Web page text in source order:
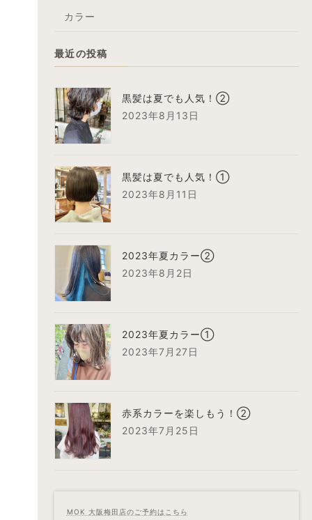
カラー
最近の投稿
黒髪は夏でも人気！②
2023年8月13日
黒髪は夏でも人気！①
2023年8月11日
2023年夏カラー②
2023年8月2日
2023年夏カラー①
2023年7月27日
赤系カラーを楽しもう！②
2023年7月25日
MOK 大阪梅田店のご予約はこちら